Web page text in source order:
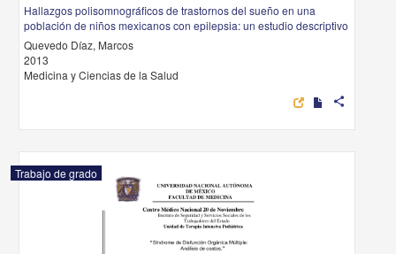
Hallazgos polisomnográficos de trastornos del sueño en una
población de niños mexicanos con epilepsia: un estudio descriptivo
Quevedo Díaz, Marcos
2013
Medicina y Ciencias de la Salud
share
Trabajo de grado